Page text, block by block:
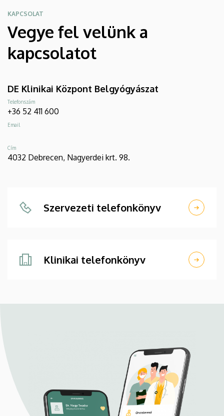
KAPCSOLAT
Vegye fel velünk a
kapcsolatot
DE Klinikai Központ Belgyógyászat
Telefonszám
+36 52 411 600
Email
Cím
4032 Debrecen, Nagyerdei krt. 98.
Szervezeti telefonkönyv
Klinikai telefonkönyv